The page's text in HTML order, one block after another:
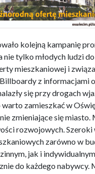
kolejną kampanię
nie tylko młodych ludzi
mieszkaniowej i
z informacjami
się przy drogach
zamieszkać w
zmieniające się miasto.
rozwojowych.
zarówno w
jak i
do każdego nabywcy.